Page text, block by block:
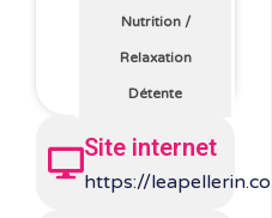
Nutrition/
Relaxation
Détente
Site internet
https://